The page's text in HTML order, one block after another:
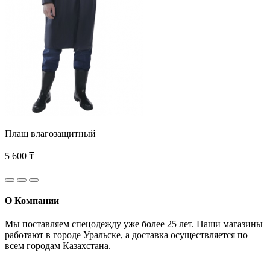
Плащ влагозащитный
5 600 ₸
О Компании
Мы поставляем спецодежду уже более 25 лет. Наши магазины
работают в городе Уральске, а доставка осуществляется по
всем городам Казахстана.